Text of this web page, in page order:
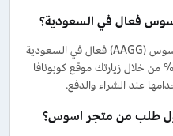
فعال في السعودية؟
يمكنك الان الحصول علي كود خصم اسوس (AAGG) فعال في السعودية
للاستفادة من تخفيضات تصل الي 10% من خلال زيارتك موقع كوبونافا
عند الشراء والدفع.
طلب من متجر اسوس؟